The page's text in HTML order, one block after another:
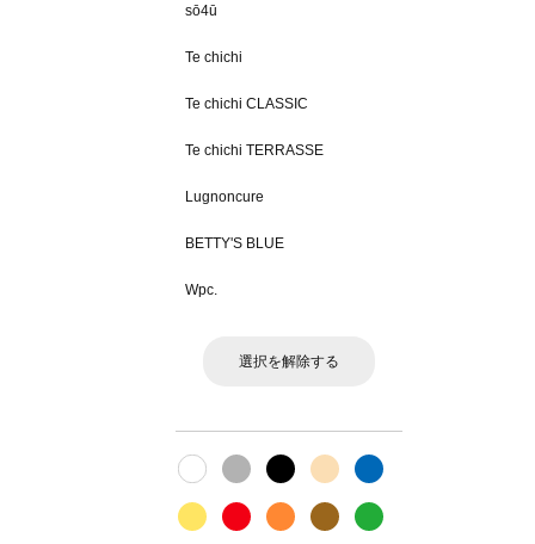
sō4ū
Te chichi
Te chichi CLASSIC
Te chichi TERRASSE
Lugnoncure
BETTY'S BLUE
Wpc.
選択を解除する